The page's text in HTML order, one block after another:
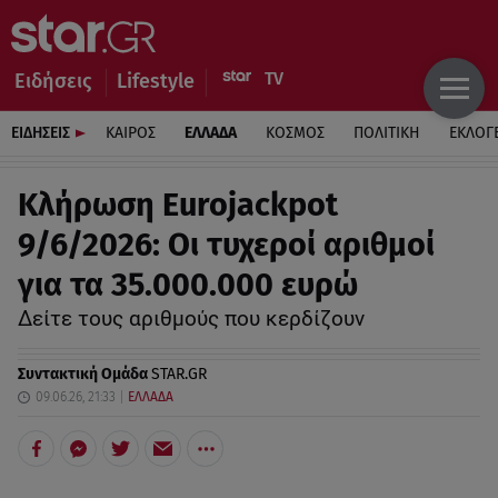
Ειδήσεις Lifestyle
ΕΙΔΗΣΕΙΣ ΚΑΙΡΟΣ ΕΛΛΑΔΑ ΚΟΣΜΟΣ ΠΟΛΙΤΙΚΗ
Κλήρωση Eurojackpot
9/6/2026: Οι τυχεροί αριθμοί
για τα 35.000.000 ευρώ
Δείτε τους αριθμούς που κερδίζουν
Συντακτική ΟμάδαSTAR.GR
09.06.26, 21:33 ΕΛΛΑΔΑ